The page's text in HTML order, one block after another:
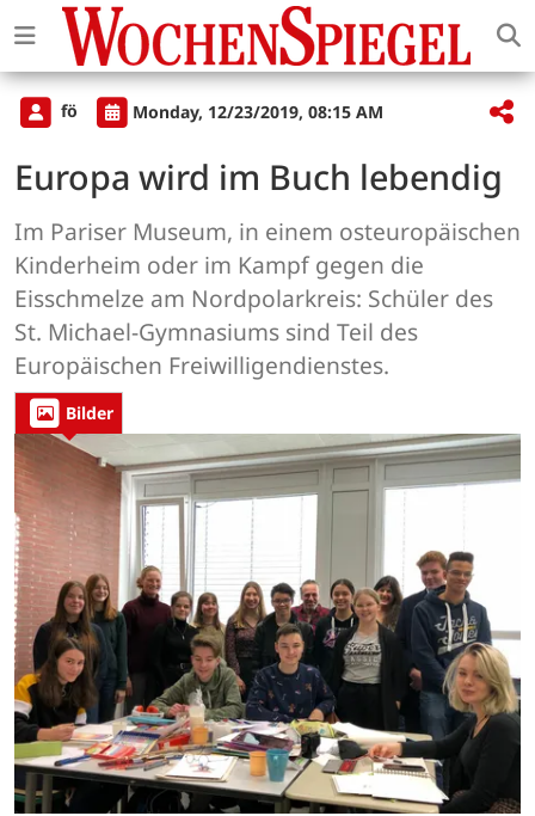
fö Monday, 12/23/2019, 08:15 AM
Europa wird im Buch lebendig
Im Pariser Museum, in einem osteuropäischen
Kinderheim oder im Kampf gegen die
Eisschmelze am Nordpolarkreis: Schüler des
St. Michael-Gymnasiums sind Teil des
Europäischen Freiwilligendienstes.
Bilder